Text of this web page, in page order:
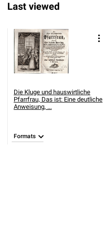
Last viewed
Die Kluge und hauswirtliche
Pfarrfrau, Das ist: Eine deutliche
Anweisung, ...
Formats